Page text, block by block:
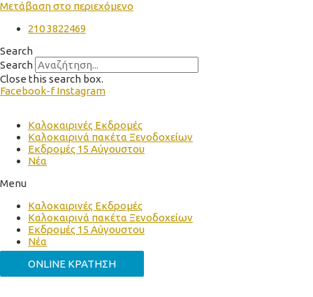
Μετάβαση στο περιεχόμενο
210 3822469
Search
Search
Close this search box.
Facebook-f Instagram
Καλοκαιρινές Εκδρομές
Καλοκαιρινά πακέτα Ξενοδοχείων
Εκδρομές 15 Αύγουστου
Νέα
Menu
Καλοκαιρινές Εκδρομές
Καλοκαιρινά πακέτα Ξενοδοχείων
Εκδρομές 15 Αύγουστου
Νέα
ONLINE ΚΡΑΤΗΣΗ